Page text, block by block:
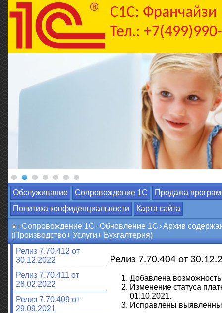
C1С: Франчайзи
Тел.:
Обслуживание Сопровождение 1С
Продажа
Политика конфиденциальности
Карта сайта
Сопровождение 1С Обновление 1С
Архив
(Производство+ Услуги+ Бухгалтерия)
Релиз 7.70.412 от
30.12.2022
Релиз 7.70.411 от
28.02.2022
Релиз 7.70.409 от
29.09.2021
Релиз 7.70.404 от
Добавлена возможность
Изменение статуса
01.10.2021.
Исправлены